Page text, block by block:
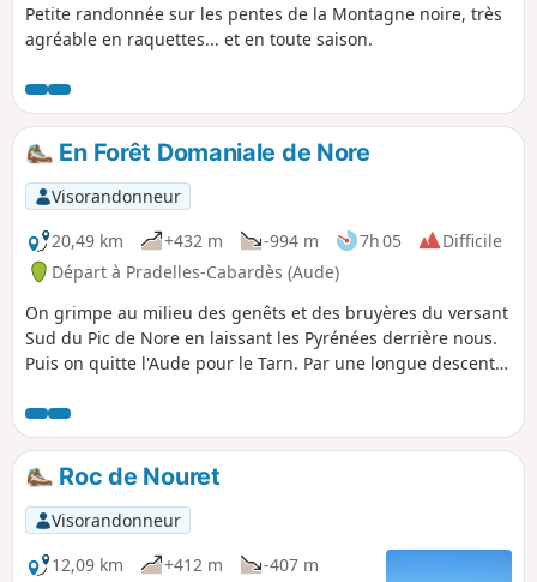
Petite randonnée sur les pentes de la Montagne noire, très
agréable en raquettes... et en toute saison.
En Forêt Domaniale de Nore
Visorandonneur
20,49 km
+432 m -994 m 7h 05
Difficile
Départ à Pradelles-Cabardès (Aude)
On grimpe au milieu des genêts et des bruyères du versant
Sud du Pic de Nore en laissant les Pyrénées derrière nous.
Puis on quitte l'Aude pour le Tarn. Par une longue descente
de Nore, les panoramas s'ouvrent alors sur le bassin de
Mazamet, le Sidobre et les Monts de Lacaune. On débouche
ensuite sur les Gorges de l'Arnette dont la source se trouve
au départ de cette étape pour découvrir la vertigineuse
passerelle de Mazamet.
Roc de Nouret
Visorandonneur
12,09 km
+412 m
-407 m